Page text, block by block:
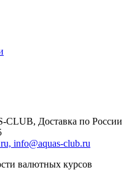
CLUB, Доставка по России
info@aquas-club.ru